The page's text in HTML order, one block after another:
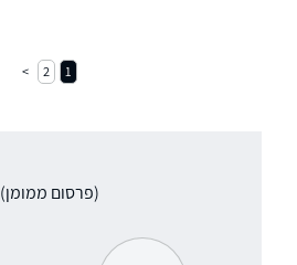
1
2
(פרסום ממומן)